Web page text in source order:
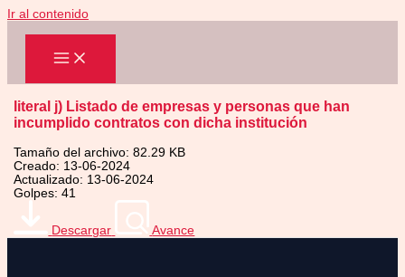
Ir al contenido
literal j) Listado de empresas y personas que han
incumplido contratos con dicha institución
Tamaño del archivo: 82.29 KB
Creado: 13-06-2024
Actualizado: 13-06-2024
Golpes: 41
Descargar Avance